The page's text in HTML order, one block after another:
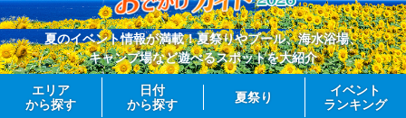
夏のイベント情報が満載！夏祭りやプール、海水浴場、
キャンプ場など遊べるスポットを大紹介
エリア
から探す
日付
から探す
夏祭り
イベント
ランキング